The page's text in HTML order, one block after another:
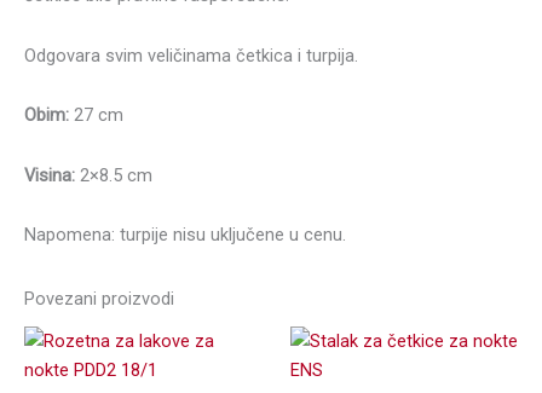
Odgovara svim veličinama četkica i turpija.
Obim: 27 cm
Visina: 2×8.5 cm
Napomena: turpije nisu uključene u cenu.
Povezani proizvodi